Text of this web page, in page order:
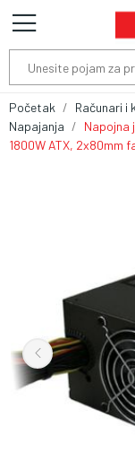
Početak Računari i
Napajanja
Napojna
1800W ATX, 2x80mm